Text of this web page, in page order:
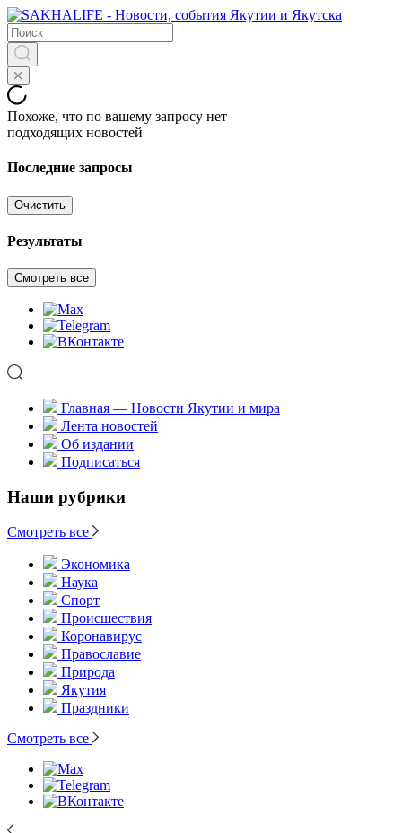
Похоже, что по вашему запросу нет
подходящих новостей
Последние запросы
Очистить
Результаты
Смотреть все
Главная — Новости Якутии и мира
Лента новостей
Об издании
Подписаться
Наши рубрики
Смотреть все
Экономика
Наука
Спорт
Происшествия
Коронавирус
Православие
Природа
Якутия
Праздники
Смотреть все